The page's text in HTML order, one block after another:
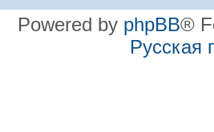
Powered by phpBB®
Русская